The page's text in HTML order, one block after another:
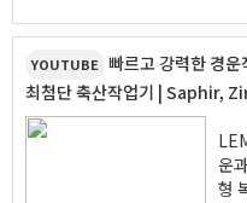
욱
다.
양
중
으
소
니
YOUTUBE 빠르고 강력한 경
최첨단 축산작업기 | Saphir,
운
형